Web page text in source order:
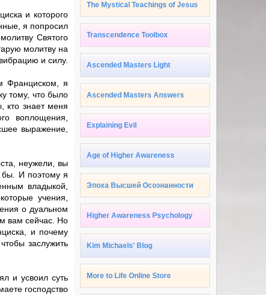
и которого
я попросил
Святого
молитву на
и силу.
Франциском, я
тому, что было
знает меня
воплощения,
выражение,
неужели, вы
бы. И поэтому я
владыкой,
учения,
о дуальном
вам сейчас. Но
и почему
заслужить
и усвоил суть
господство
The Mystical Teachings of Jesus
Transcendence Toolbox
Ascended Masters Light
Ascended Masters Answers
Explaining Evil
Age of Higher Awareness
Эпоха Высшей Осознанности
Higher Awareness Psychology
Kim Michaels' Blog
More to Life Online Store